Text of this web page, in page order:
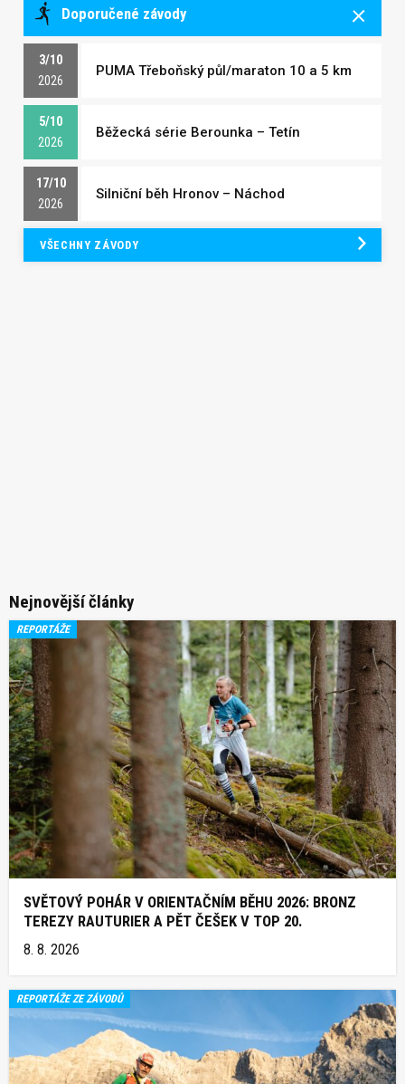
Doporučené závody
3/10
2026
PUMA Třeboňský půl/maraton 10 a 5 km
5/10
2026
Běžecká série Berounka – Tetín
17/10
2026
Silniční běh Hronov – Náchod
VŠECHNY ZÁVODY
Nejnovější články
REPORTÁŽE
SVĚTOVÝ POHÁR V ORIENTAČNÍM BĚHU 2026: BRONZ
TEREZY RAUTURIER A PĚT ČEŠEK V TOP 20.
8. 8. 2026
REPORTÁŽE ZE ZÁVODŮ